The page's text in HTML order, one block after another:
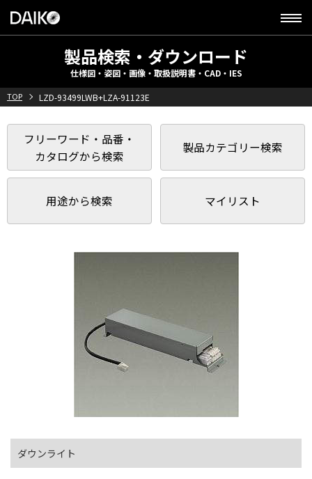
製品検索・ダウンロード
仕様図・姿図・画像・取扱説明書・CAD・IES
TOP LZD-93499LWB+LZA-91123E
フリーワード・品番・
カタログから検索
製品カテゴリー検索
用途から検索 マイリスト
ダウンライト